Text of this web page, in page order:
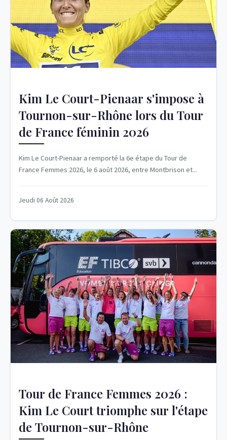
Kim Le Court-Pienaar s'impose à
Tournon-sur-Rhône lors du Tour
de France féminin 2026
Kim Le Court-Pienaar a remporté la 6e étape du Tour de
France Femmes 2026, le 6 août 2026, entre Montbrison et...
Jeudi 06 Août 2026
Tour de France Femmes 2026 :
Kim Le Court triomphe sur l'étape
de Tournon-sur-Rhône